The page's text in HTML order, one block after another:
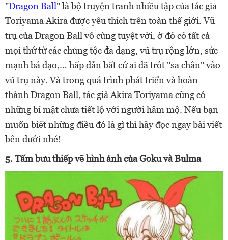
"Dragon Ball" là bộ truyện tranh nhiều tập của tác giả
Toriyama Akira được yêu thích trên toàn thế giới. Vũ
trụ của Dragon Ball vô cùng tuyệt vời, ở đó có tất cả
mọi thứ từ các chủng tộc đa dạng, vũ trụ rộng lớn, sức
mạnh bá đạo,… hấp dẫn bất cứ ai đã trót "sa chân" vào
vũ trụ này. Và trong quá trình phát triển và hoàn
thành Dragon Ball, tác giả Akira Toriyama cũng có
những bí mật chưa tiết lộ với người hâm mộ. Nếu bạn
muốn biết những điều đó là gì thì hãy đọc ngay bài viết
bên dưới nhé!
5. Tấm bưu thiếp vẽ hình ảnh của Goku và Bulma